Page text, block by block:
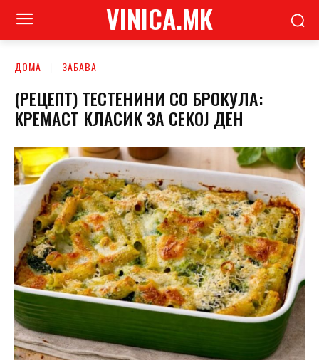
VINICA.MK
ДОМА ЗАБАВА
(РЕЦЕПТ) ТЕСТЕНИНИ СО БРОКУЛА:
КРЕМАСТ КЛАСИК ЗА СЕКОЈ ДЕН